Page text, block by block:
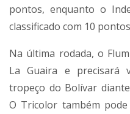
pontos, enquanto o
classificado com 10
Na última rodada, o
La Guaira e precisará
tropeço do Bolívar
O Tricolor também